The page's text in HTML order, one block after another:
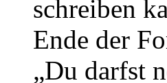
schreiben
Ende der
„Du darfst